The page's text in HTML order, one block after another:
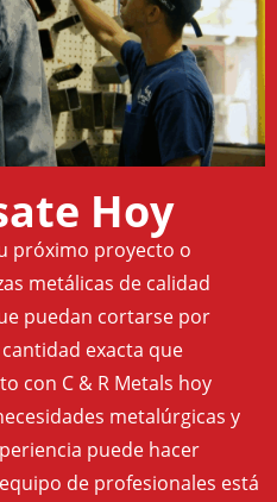
Hoy
próximo proyecto o
metálicas de calidad
puedan cortarse por
exacta que
con C & R Metals hoy
metalúrgicas y
puede hacer
de profesionales está